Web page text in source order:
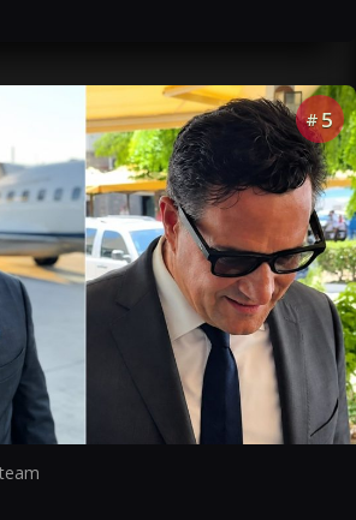
# 5